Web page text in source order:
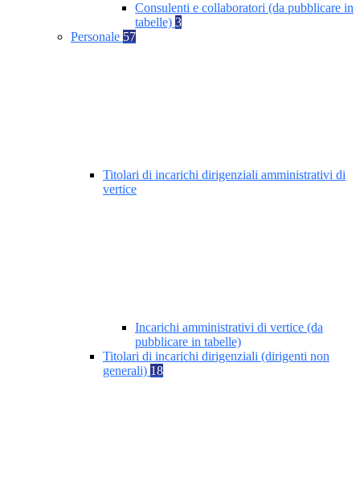
Consulenti e collaboratori (da pubblicare in
tabelle) 3
Personale 57
Titolari di incarichi dirigenziali amministrativi di
vertice
Incarichi amministrativi di vertice (da
pubblicare in tabelle)
Titolari di incarichi dirigenziali (dirigenti non
generali) 18